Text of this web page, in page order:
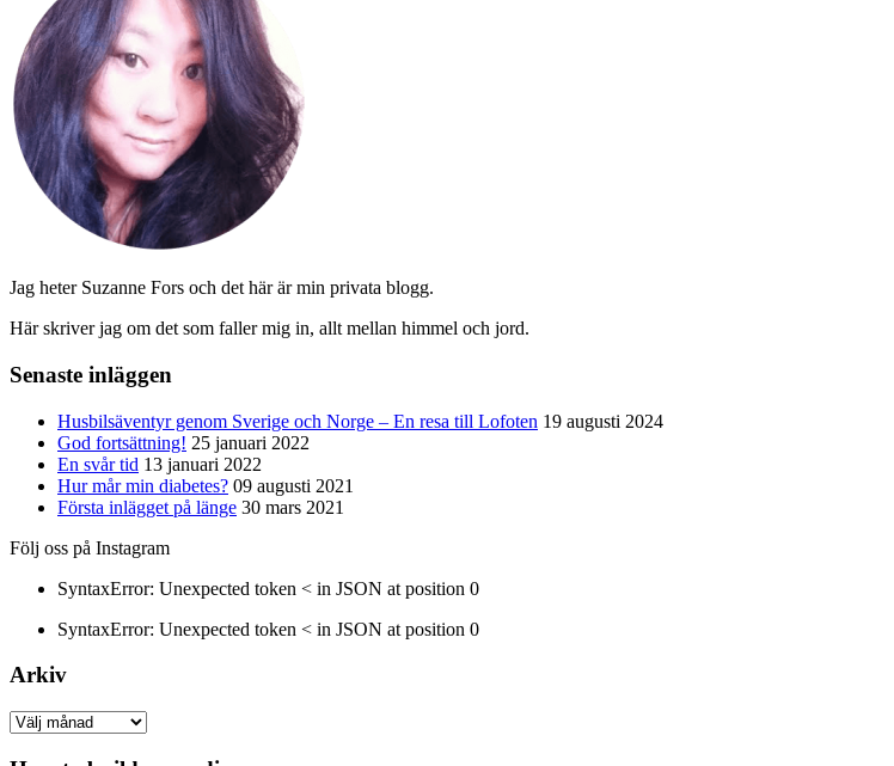
Jag heter Suzanne Fors och det här är min privata blogg.
Här skriver jag om det som faller mig in, allt mellan himmel och jord.
Senaste inläggen
Husbilsäventyr genom Sverige och Norge – En resa till Lofoten 19 augusti 2024
God fortsättning! 25 januari 2022
En svår tid 13 januari 2022
Hur mår min diabetes? 09 augusti 2021
Första inlägget på länge 30 mars 2021
Följ oss på Instagram
SyntaxError: Unexpected token < in JSON at position 0
SyntaxError: Unexpected token < in JSON at position 0
Arkiv
Arkiv